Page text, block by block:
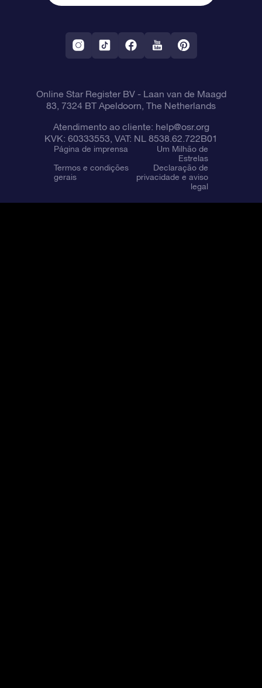
Aplicativo RV Fly me to the stars
Constelações
Online Star Register BV- Laan van de Maagd
83, 7324 BT Apeldoorn, The Netherlands
Atendimento ao cliente: help@osr.org
KVK: 60333553, VAT: NL 8538.62.722B01
Página de imprensa
Um Milhão de
Estrelas
Termos e condições
gerais
Declaração de
privacidade e aviso
legal